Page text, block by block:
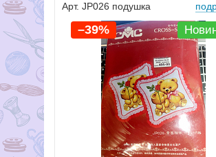
Арт. JP026 подушка
–39%